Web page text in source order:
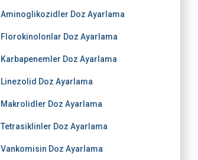
Aminoglikozidler Doz Ayarlama
Florokinolonlar Doz Ayarlama
Karbapenemler Doz Ayarlama
Linezolid Doz Ayarlama
Makrolidler Doz Ayarlama
Tetrasiklinler Doz Ayarlama
Vankomisin Doz Ayarlama